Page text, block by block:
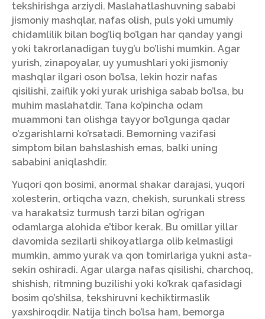
tekshirishga arziydi. Maslahatlashuvning sababi
jismoniy mashqlar, nafas olish, puls yoki umumiy
chidamlilik bilan bog’liq bo’lgan har qanday yangi
yoki takrorlanadigan tuyg’u bo’lishi mumkin. Agar
yurish, zinapoyalar, uy yumushlari yoki jismoniy
mashqlar ilgari oson bo’lsa, lekin hozir nafas
qisilishi, zaiflik yoki yurak urishiga sabab bo’lsa, bu
muhim maslahatdir. Tana ko’pincha odam
muammoni tan olishga tayyor bo’lgunga qadar
o’zgarishlarni ko’rsatadi. Bemorning vazifasi
simptom bilan bahslashish emas, balki uning
sababini aniqlashdir.
Yuqori qon bosimi, anormal shakar darajasi, yuqori
xolesterin, ortiqcha vazn, chekish, surunkali stress
va harakatsiz turmush tarzi bilan og’rigan
odamlarga alohida e’tibor kerak. Bu omillar yillar
davomida sezilarli shikoyatlarga olib kelmasligi
mumkin, ammo yurak va qon tomirlariga yukni asta-
sekin oshiradi. Agar ularga nafas qisilishi, charchoq,
shishish, ritmning buzilishi yoki ko’krak qafasidagi
bosim qo’shilsa, tekshiruvni kechiktirmaslik
yaxshiroqdir. Natija tinch bo’lsa ham, bemorga